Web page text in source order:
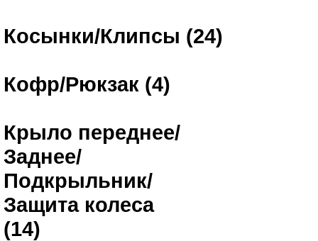
Косынки/Клипсы (24)
Кофр/Рюкзак (4)
Крыло переднее/
Заднее/
Подкрыльник/
Защита колеса
(14)